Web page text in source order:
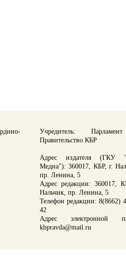
Учредитель:
Правительство КБР
Адрес издателя (ГКУ
Медиа"): 360017, КБР, г.
пр. Ленина, 5
Адрес редакции: 360017,
Нальчик, пр. Ленина, 5
Телефон редакции: 8(8662)
42
Адрес электронной
kbpravda@mail.ru